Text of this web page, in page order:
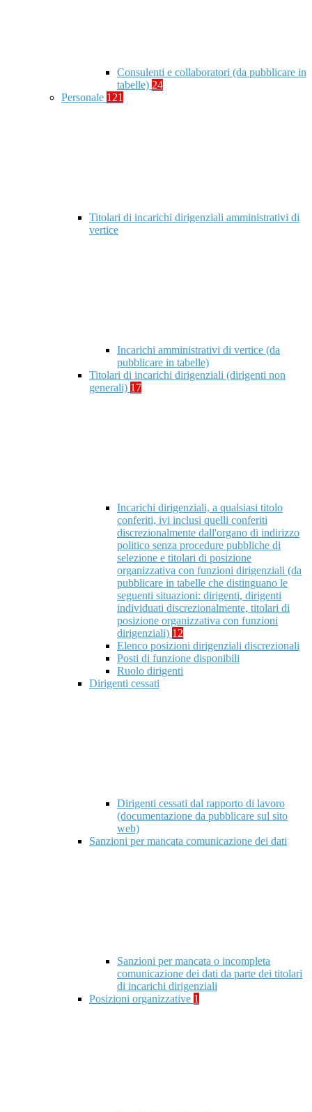
Consulenti e collaboratori (da pubblicare in
tabelle) 24
Personale 121
Titolari di incarichi dirigenziali amministrativi di
vertice
Incarichi amministrativi di vertice (da
pubblicare in tabelle)
Titolari di incarichi dirigenziali (dirigenti non
generali) 17
Incarichi dirigenziali, a qualsiasi titolo
conferiti, ivi inclusi quelli conferiti
discrezionalmente dall'organo di indirizzo
politico senza procedure pubbliche di
selezione e titolari di posizione
organizzativa con funzioni dirigenziali (da
pubblicare in tabelle che distinguano le
seguenti situazioni: dirigenti, dirigenti
individuati discrezionalmente, titolari di
posizione organizzativa con funzioni
dirigenziali) 12
Elenco posizioni dirigenziali discrezionali
Posti di funzione disponibili
Ruolo dirigenti
Dirigenti cessati
Dirigenti cessati dal rapporto di lavoro
(documentazione da pubblicare sul sito
web)
Sanzioni per mancata comunicazione dei dati
Sanzioni per mancata o incompleta
comunicazione dei dati da parte dei titolari
di incarichi dirigenziali
Posizioni organizzative 1